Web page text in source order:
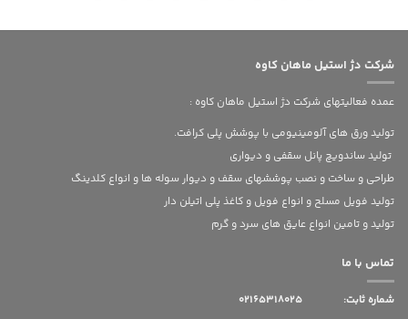
شرکت دژ استیل ماهان کاوه
عمده فعالیتهای شرکت دژ استیل ماهان کاوه :
تولید ورق های آلومینیومی با پوشش پلی کرافت.
تولید ساندویچ پانل سقفی و دیواری
طراحی و ساخت و نصب پوششهای سقف و دیوار سوله ها و انواع کلدینگ
تولید فویل مسلح و انواع فویل و کاغذ پلی اتیلن دار
تولید و تامین انواع عایق های سرد و گرم
تماس با ما
شماره ثابت: